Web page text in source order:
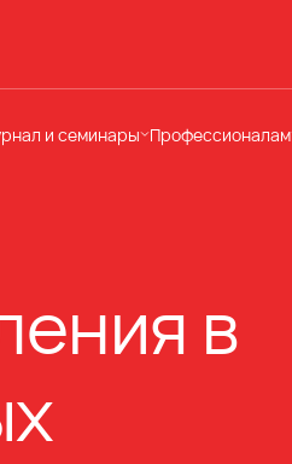
и семинары Профессионалам
в